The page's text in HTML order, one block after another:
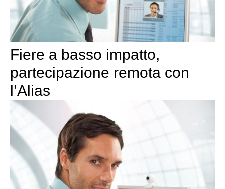
Fiere a basso impatto,
partecipazione remota con
l’Alias